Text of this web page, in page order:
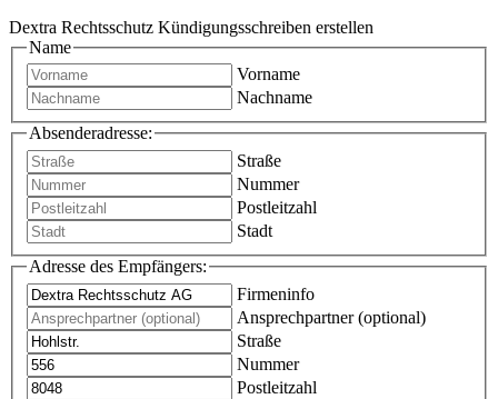
Dextra Rechtsschutz Kündigungsschreiben erstellen
Name
Vorname
Nachname
Absenderadresse:
Straße
Nummer
Postleitzahl
Stadt
Adresse des Empfängers:
Firmeninfo
Ansprechpartner (optional)
Straße
Nummer
Postleitzahl